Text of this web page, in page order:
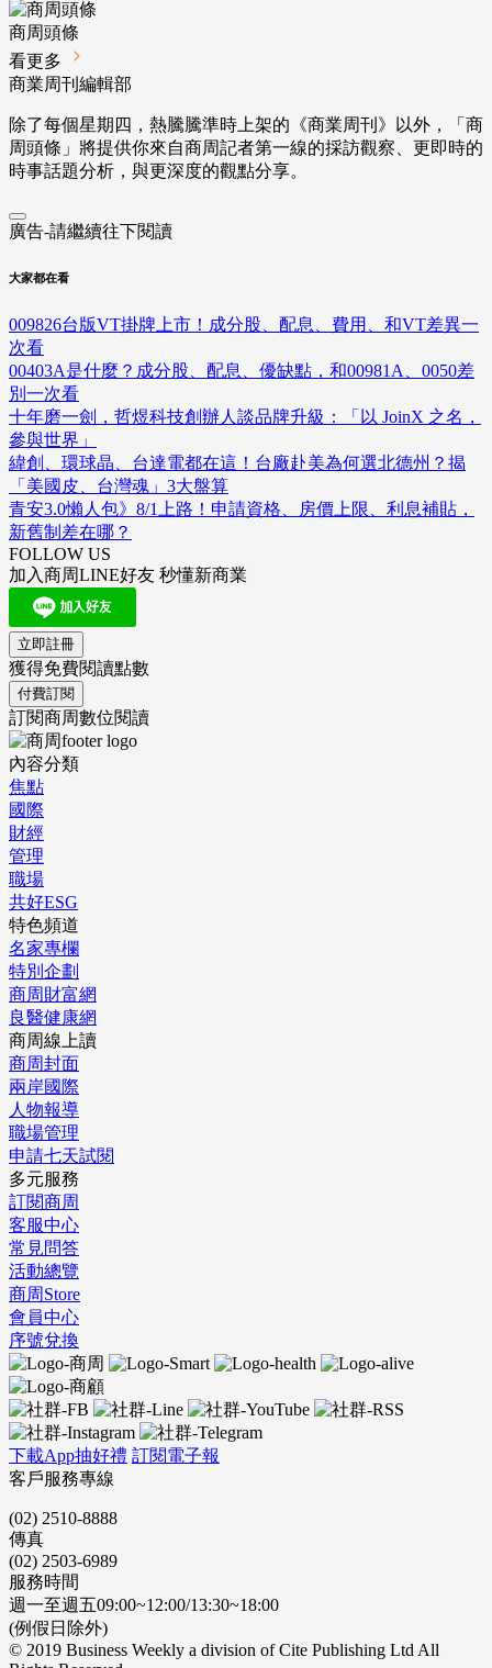
商周頭條
看更多
商業周刊編輯部
除了每個星期四，熱騰騰準時上架的《商業周刊》以外，「商
周頭條」將提供你來自商周記者第一線的採訪觀察、 更即時的
時事話題分析，與更深度的觀點分享。
廣告-請繼續往下閱讀
大家都在看
009826台版VT掛牌上市！成分股、配息、費用、和VT差異一
次看
00403A是什麼？成分股、配息、優缺點，和00981A、0050差
別一次看
十年磨一劍，哲煜科技創辦人談品牌升級：「以 JoinX 之名，
參與世界」
緯創、環球晶、台達電都在這！台廠赴美為何選北德州？揭
「美國皮、台灣魂」3大盤算
青安3.0懶人包》8/1上路！申請資格、房價上限、利息補貼，
新舊制差在哪？
FOLLOW US
加入商周LINE好友 秒懂新商業
立即註冊
獲得免費閱讀點數
付費訂閱
訂閱商周數位閱讀
內容分類
焦點
國際
財經
管理
職場
共好ESG
特色頻道
名家專欄
特別企劃
商周財富網
良醫健康網
商周線上讀
商周封面
兩岸國際
人物報導
職場管理
申請七天試閱
多元服務
訂閱商周
客服中心
常見問答
活動總覽
商周Store
會員中心
序號兌換
下載App抽好禮 訂閱電子報
客戶服務專線
(02) 2510-8888
傳真
(02) 2503-6989
服務時間
週一至週五09:00~12:00/13:30~18:00
(例假日除外)
© 2019 Business Weekly a division of Cite Publishing Ltd All